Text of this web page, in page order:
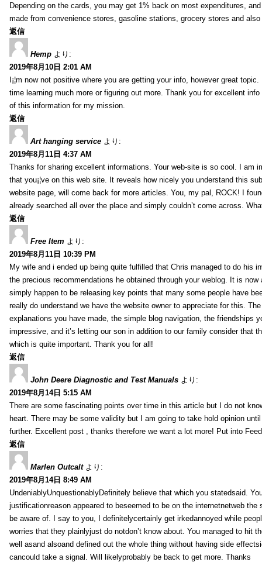
Depending on the cards, you may get 1% back on most expenditures,
made from convenience stores, gasoline stations, grocery stores and also
返信
Hemp より:
2019年8月10日 2:01 AM
I¡¦m now not positive where you are getting your info, however great
time learning much more or figuring out more. Thank you for excellent
of this information for my mission.
返信
Art hanging service より:
2019年8月11日 4:37 AM
Thanks for sharing excellent informations. Your web-site is so cool. I am
that you¡¦ve on this web site. It reveals how nicely you understand this
website page, will come back for more articles. You, my pal, ROCK! I
already searched all over the place and simply couldn’t come across.
返信
Free Item より:
2019年8月11日 10:39 PM
My wife and i ended up being quite fulfilled that Chris managed to do his
the precious recommendations he obtained through your weblog. It is now
simply happen to be releasing key points that many some people have
really do understand we have the website owner to appreciate for this.
explanations you have made, the simple blog navigation, the friendships
impressive, and it’s letting our son in addition to our family consider that
which is quite important. Thank you for all!
返信
John Deere Diagnostic and Test Manuals より:
2019年8月14日 5:15 AM
There are some fascinating points over time in this article but I do not
heart. There may be some validity but I am going to take hold opinion
further. Excellent post , thanks therefore we want a lot more! Put into
返信
Marlen Outcalt より:
2019年8月14日 8:49 AM
UndeniablyUnquestionablyDefinitely believe that which you statedsaid.
justificationreason appeared to beseemed to be on the internetnetweb
be aware of. I say to you, I definitelycertainly get irkedannoyed while
worries that they plainlyjust do notdon’t know about. You managed to hit
well asand alsoand defined out the whole thing without having side
cancould take a signal. Will likelyprobably be back to get more. Thanks